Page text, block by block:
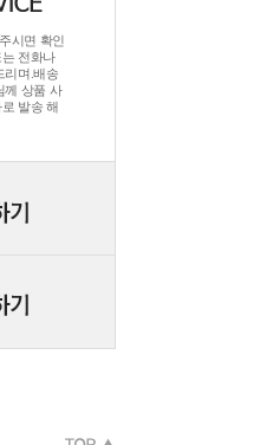
시면 확인
전화나
리며.배송
께 상품 사
발송 해